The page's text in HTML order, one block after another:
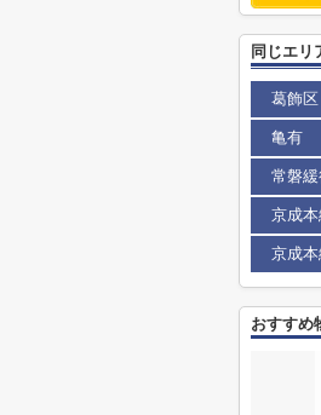
同じエリ
葛飾区
亀有
常磐
京成
京成
おすすめ